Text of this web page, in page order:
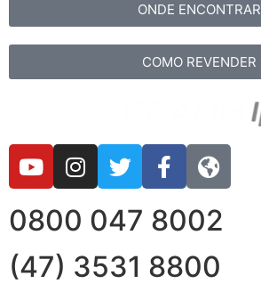
ONDE ENCONTRAR
COMO REVENDER
0800 047 8002
(47) 3531 8800